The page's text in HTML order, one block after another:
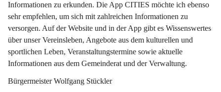
Informationen zu erkunden. Die App CITIES möchte ich ebenso
sehr empfehlen, um sich mit zahlreichen Informationen zu
versorgen. Auf der Website und in der App gibt es Wissenswertes
über unser Vereinsleben, Angebote aus dem kulturellen und
sportlichen Leben, Veranstaltungstermine sowie aktuelle
Informationen aus dem Gemeinderat und der Verwaltung.
Bürgermeister Wolfgang Stückler